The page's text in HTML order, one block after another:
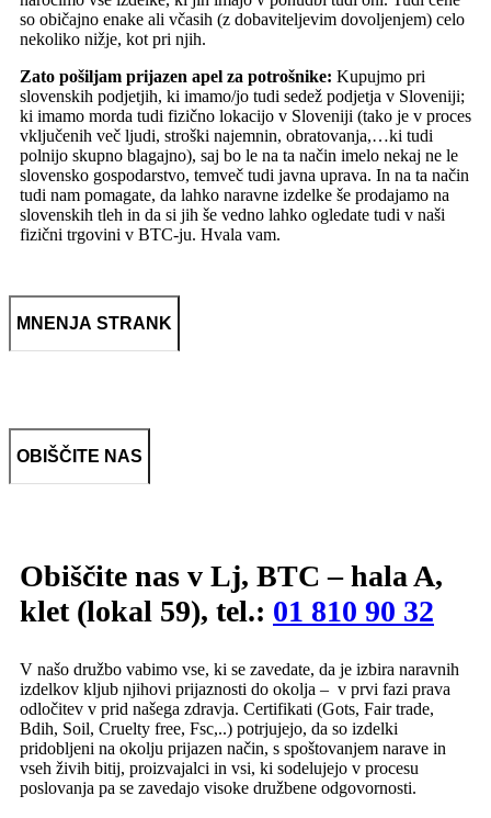
so običajno enake ali včasih (z dobaviteljevim dovoljenjem) celo
nekoliko nižje, kot pri njih.
Zato pošiljam prijazen apel za potrošnike: Kupujmo pri
slovenskih podjetjih, ki imamo/jo tudi sedež podjetja v Sloveniji;
ki imamo morda tudi fizično lokacijo v Sloveniji (tako je v proces
vključenih več ljudi, stroški najemnin, obratovanja,…ki tudi
polnijo skupno blagajno), saj bo le na ta način imelo nekaj ne le
slovensko gospodarstvo, temveč tudi javna uprava. In na ta način
tudi nam pomagate, da lahko naravne izdelke še prodajamo na
slovenskih tleh in da si jih še vedno lahko ogledate tudi v naši
fizični trgovini v BTC-ju. Hvala vam.
MNENJA STRANK
OBIŠČITE NAS
Obiščite nas v Lj, BTC – hala A,
klet (lokal 59), tel.: 01 810 90 32
V našo družbo vabimo vse, ki se zavedate, da je izbira naravnih
izdelkov kljub njihovi prijaznosti do okolja – v prvi fazi prava
odločitev v prid našega zdravja. Certifikati (Gots, Fair trade,
Bdih, Soil, Cruelty free, Fsc,..) potrjujejo, da so izdelki
pridobljeni na okolju prijazen način, s spoštovanjem narave in
vseh živih bitij, proizvajalci in vsi, ki sodelujejo v procesu
poslovanja pa se zavedajo visoke družbene odgovornosti.